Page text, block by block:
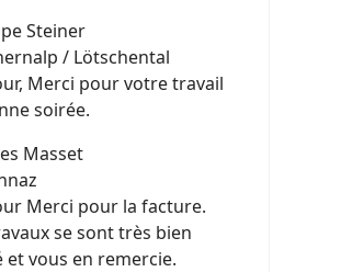
Steiner
/ Lötschental
Merci pour votre travail
soirée.
Masset
Merci pour la facture.
se sont très bien
et vous en remercie.